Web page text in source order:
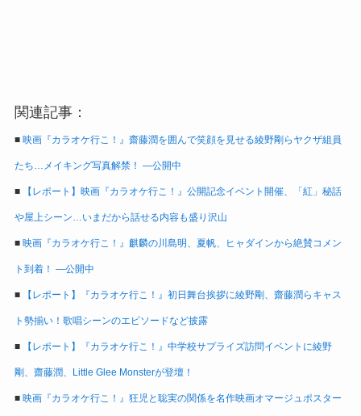
関連記事：
■ 映画『カラオケ行こ！』齋藤潤を囲んで笑顔を見せる綾野剛らヤクザ組員
たち…メイキング写真解禁！ ―公開中
■ 【レポート】映画『カラオケ行こ！』公開記念イベント開催、「紅」秘話
や屋上シーン…いまだから話せる内容も盛り沢山
■ 映画『カラオケ行こ！』麒麟の川島明、夏帆、ヒャダインから絶賛コメン
ト到着！ ―公開中
■ 【レポート】『カラオケ行こ！』初日舞台挨拶に綾野剛、齋藤潤らキャス
ト勢揃い！歌唱シーンのエピソードなど披露
■ 【レポート】『カラオケ行こ！』中学校サプライズ訪問イベントに綾野
剛、齋藤潤、Little Glee Monsterが登壇！
■ 映画『カラオケ行こ！』狂児と聡実の関係を名作映画オマージュポスター